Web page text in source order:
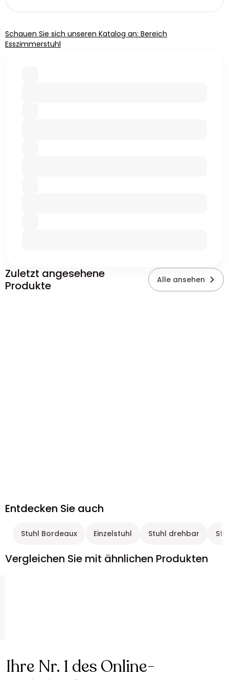
Schauen Sie sich unseren Katalog an: Bereich
Esszimmerstuhl
Zuletzt angesehene
Produkte
Alle ansehen
Entdecken Sie auch
Stuhl Bordeaux Einzelstuhl Stuhl drehbar
Vergleichen Sie mit ähnlichen Produkten
Ihre Nr. 1 des Online-